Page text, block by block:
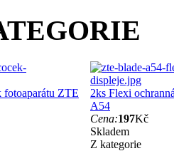
fotoaparátu ZTE
2ks Flexi
A54
Cena:197Kč
Skladem
Z kategorie